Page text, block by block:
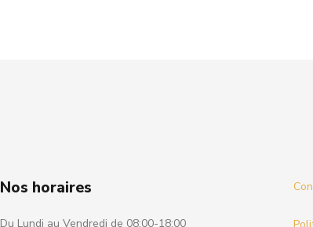
Nos horaires
Du Lundi au Vendredi de 08:00-18:00